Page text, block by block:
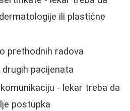
ili plastične
prethodnih radova
pacijenata
- lekar treba da
postupka